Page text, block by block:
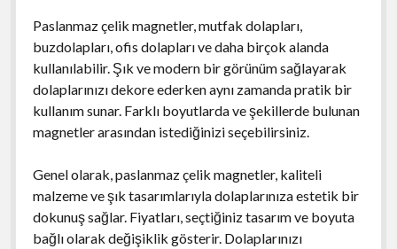
Paslanmaz çelik magnetler, mutfak dolapları,
buzdolapları, ofis dolapları ve daha birçok alanda
kullanılabilir. Şık ve modern bir görünüm sağlayarak
dolaplarınızı dekore ederken aynı zamanda pratik bir
kullanım sunar. Farklı boyutlarda ve şekillerde bulunan
magnetler arasından istediğinizi seçebilirsiniz.
Genel olarak, paslanmaz çelik magnetler, kaliteli
malzeme ve şık tasarımlarıyla dolaplarınıza estetik bir
dokunuş sağlar. Fiyatları, seçtiğiniz tasarım ve boyuta
bağlı olarak değişiklik gösterir. Dolaplarınızı